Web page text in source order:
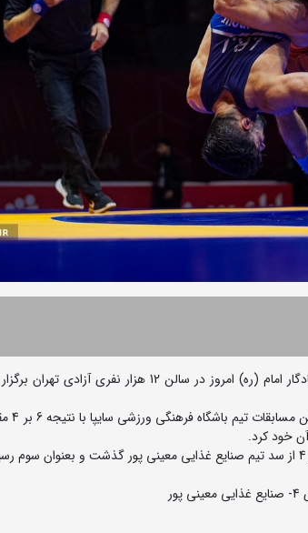
مرحله نهایی لیگ برتر کشتی آزاد باشگاه های کشور جام یادگار امام
به
خود کرد.